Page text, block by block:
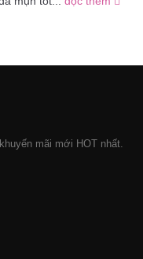
mãi mới HOT nhất.